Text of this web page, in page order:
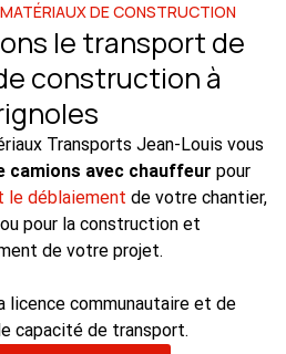
DE CONSTRUCTION
le transport de
construction à
Transports Jean-Louis vous
camions avec chauffeur pour
le déblaiement de votre chantier,
pour la construction et
de votre projet.
licence communautaire et de
capacité de transport.